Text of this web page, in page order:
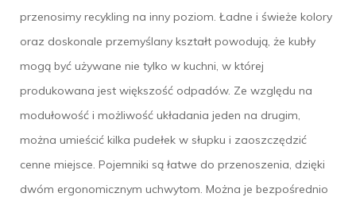
przenosimy recykling na inny poziom. Ładne i świeże kolory
oraz doskonale przemyślany kształt powodują, że kubły
mogą być używane nie tylko w kuchni, w której
produkowana jest większość odpadów. Ze względu na
modułowość i możliwość układania jeden na drugim,
można umieścić kilka pudełek w słupku i zaoszczędzić
cenne miejsce. Pojemniki są łatwe do przenoszenia, dzięki
dwóm ergonomicznym uchwytom. Można je bezpośrednio